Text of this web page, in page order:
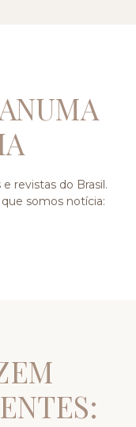
revistas do Brasil.
somos notícia: